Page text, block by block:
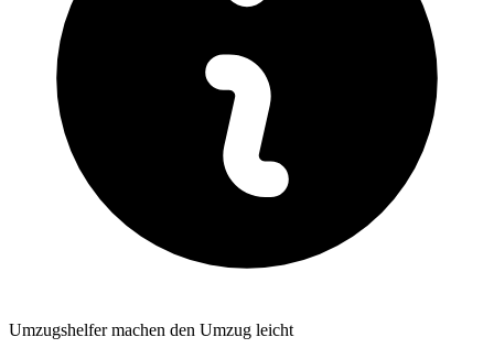
Umzugshelfer machen den Umzug leicht